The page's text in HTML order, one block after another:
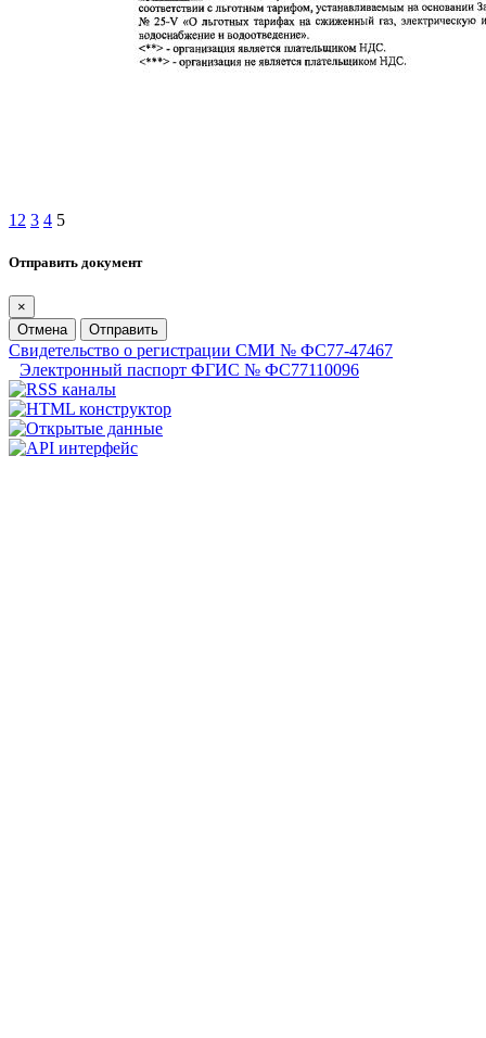
1 2 3 4 5
Отправить документ
×
Отмена
Отправить
Свидетельство о регистрации СМИ № ФС77-47467
Электронный паспорт ФГИС № ФС77110096